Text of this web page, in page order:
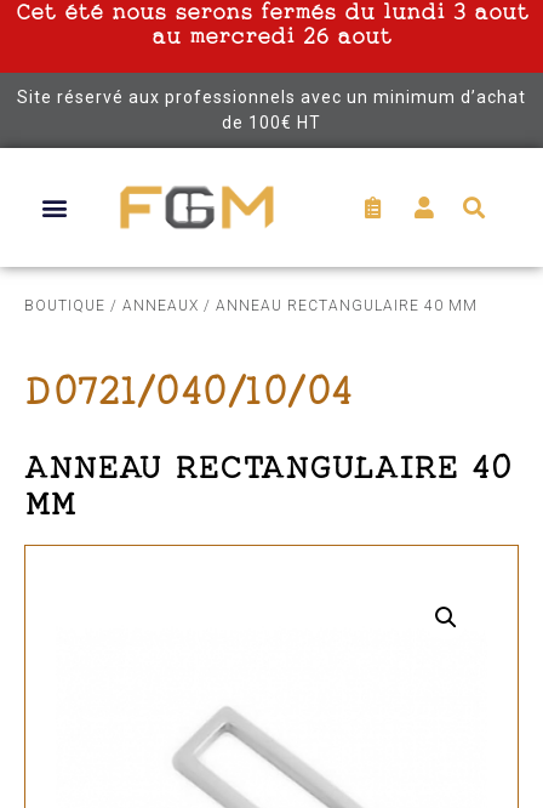
Cet été nous serons fermés du lundi 3 aout
au mercredi 26 aout
Site réservé aux professionnels avec un minimum d’achat
de 100€ HT
BOUTIQUE / ANNEAUX / ANNEAU RECTANGULAIRE 40 MM
D0721/040/10/04
ANNEAU RECTANGULAIRE 40
MM